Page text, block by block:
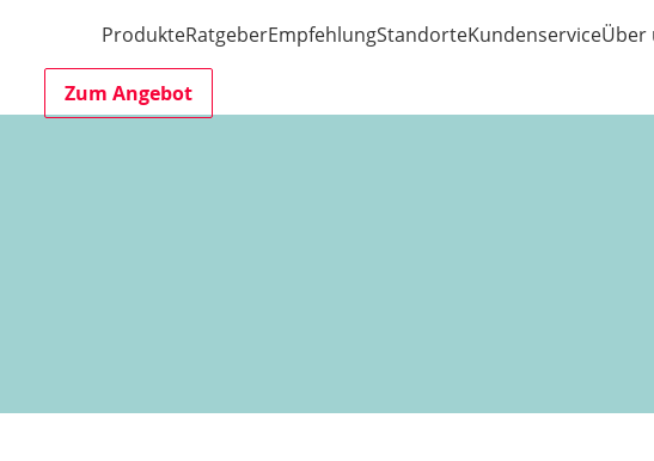
ProdukteRatgeberEmpfehlungStandorteKundenserviceÜber
Zum Angebot